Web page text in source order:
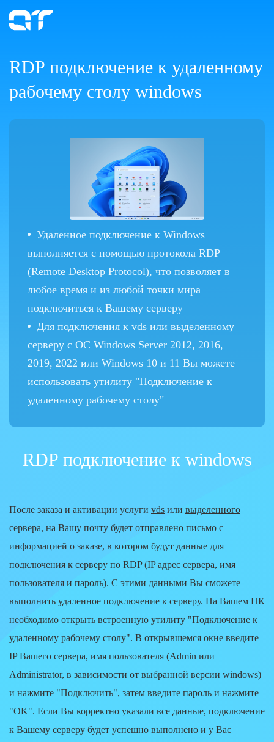
RDP подключение к удаленному
рабочему столу windows
Удаленное подключение к Windows
выполняется с помощью протокола RDP
(Remote Desktop Protocol), что позволяет в
любое время и из любой точки мира
подключиться к Вашему серверу
Для подключения к vds или выделенному
серверу с ОС Windows Server 2012, 2016,
2019, 2022 или Windows 10 и 11 Вы можете
использовать утилиту "Подключение к
удаленному рабочему столу"
RDP подключение к windows
После заказа и активации услуги vds или выделенного
сервера, на Вашу почту будет отправлено письмо с
информацией о заказе, в котором будут данные для
подключения к серверу по RDP (IP адрес сервера, имя
пользователя и пароль). С этими данными Вы сможете
выполнить удаленное подключение к серверу. На Вашем ПК
необходимо открыть встроенную утилиту "Подключение к
удаленному рабочему столу". В открывшемся окне введите
IP Вашего сервера, имя пользователя (Admin или
Administrator, в зависимости от выбранной версии windows)
и нажмите "Подключить", затем введите пароль и нажмите
"OK". Если Вы корректно указали все данные, подключение
к Вашему серверу будет успешно выполнено и у Вас